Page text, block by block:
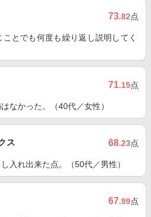
73.82点
とでも何度も繰り返し説明してく
71.15点
なかった。（40代／女性）
ス 68.23点
入れ出来た点。（50代／男性）
67.99点